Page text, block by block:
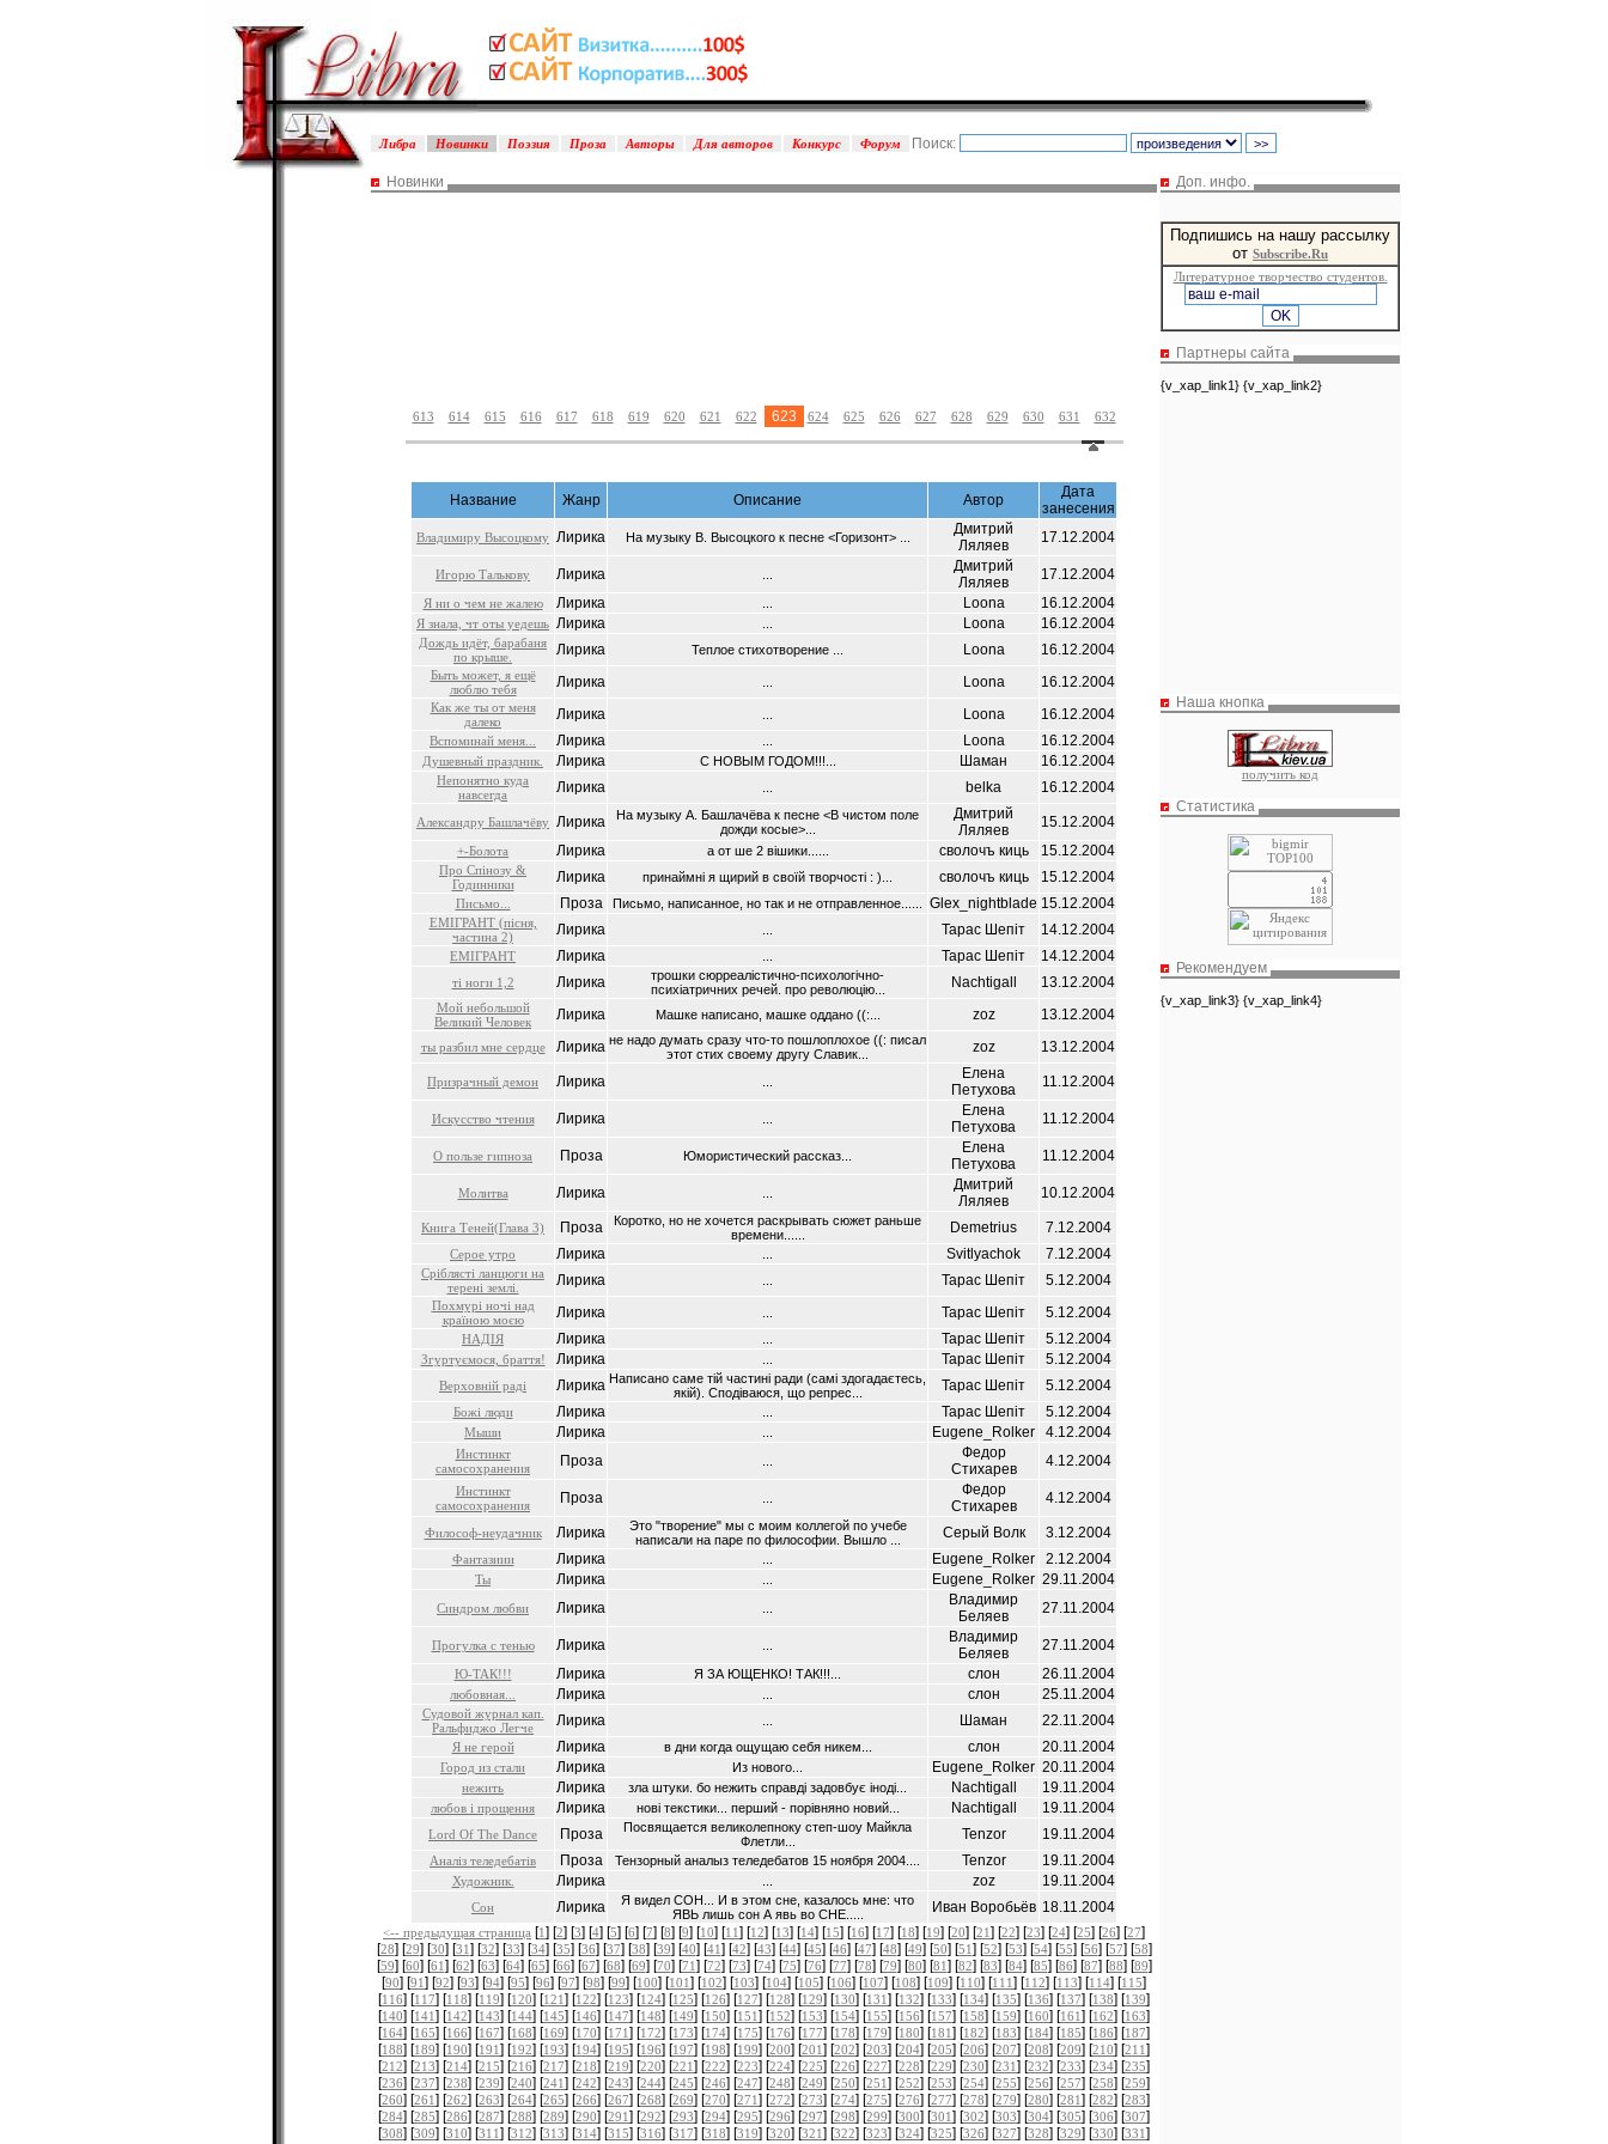
Поиск:
Либра Новинки Поэзия Проза Авторы Для авторов Конкурс Форум
Новинки
613 614 615 616 617 618 619 620 621 622 623 624 625 626 627 628 629 630 631 632
Название Жанр Описание Автор
Дата
занесения
Владимиру Высоцкому Лирика На музыку В. Высоцкого к песне <Горизонт> ...
Дмитрий
Ляляев
17.12.2004
Игорю Талькову Лирика
Дмитрий
Ляляев
17.12.2004
Я ни о чем не жалею Лирика Loona 16.12.2004
Я знала, чт оты уедешь Лирика Loona 16.12.2004
Дождь идёт, барабаня
по крыше.
Лирика Теплое стихотворение ... Loona 16.12.2004
Быть может, я ещё
люблю тебя
Лирика Loona 16.12.2004
Как же ты от меня
далеко
Лирика Loona 16.12.2004
Вспоминай меня... Лирика Loona 16.12.2004
Душевный праздник. Лирика С НОВЫМ ГОДОМ!!!... Шаман 16.12.2004
Непонятно куда
навсегда
Лирика belka 16.12.2004
Александру Башлачёву Лирика
На музыку А. Башлачёва к песне <В чистом поле
дожди косые>...
Дмитрий
Ляляев
15.12.2004
+-Болота Лирика а от ше 2 вiшики...... сволочъ киць 15.12.2004
Про Спiнозу &
Годинники
Лирика принаймнi я щирий в своїй творчостi : )... сволочъ киць 15.12.2004
Письмо... Проза Письмо, написанное, но так и не отправленное...... Glex_nightblade 15.12.2004
ЕМIГРАНТ (пiсня,
частина 2)
Лирика Тарас Шепiт 14.12.2004
ЕМIГРАНТ Лирика Тарас Шепiт 14.12.2004
тi ноги 1,2 Лирика
трошки сюрреалiстично-психологiчно-
психiатричних речей. про революцiю...
Nachtigall 13.12.2004
Мой небольшой
Великий Человек
Лирика Машке написано, машке оддано ((:... zoz 13.12.2004
ты разбил мне сердце Лирика не надо думать сразу что-то пошлоплохое ((: писал
этот стих своему другу Славик...
zoz 13.12.2004
Призрачный демон Лирика
Елена
Петухова
11.12.2004
Искусство чтения Лирика
Елена
Петухова
11.12.2004
О пользе гипноза Проза Юмористический рассказ...
Елена
Петухова
11.12.2004
Молитва Лирика
Дмитрий
Ляляев
10.12.2004
Книга Теней(Глава 3) Проза
Коротко, но не хочется раскрывать сюжет раньше
времени......
Demetrius 7.12.2004
Серое утро Лирика Svitlyachok 7.12.2004
Срiблястi ланцюги на
теренi землi.
Лирика Тарас Шепiт 5.12.2004
Похмурi ночi над
країною моєю
Лирика Тарас Шепiт 5.12.2004
НАДIЯ Лирика Тарас Шепiт 5.12.2004
Згуртуємося, браття! Лирика Тарас Шепiт 5.12.2004
Верховнiй радi Лирика Написано саме тiй частинi ради (самi здогадаєтесь,
якiй). Сподiваюся, що репрес...
Тарас Шепiт 5.12.2004
Божi люди Лирика Тарас Шепiт 5.12.2004
Мыши Лирика Eugene_Rolker 4.12.2004
Инстинкт
самосохранения
Проза
Федор
Стихарев
4.12.2004
Инстинкт
самосохранения
Проза
Федор
Стихарев
4.12.2004
Философ-неудачник Лирика
Это "творение" мы с моим коллегой по учебе
написали на паре по философии. Вышло ...
Серый Волк 3.12.2004
Фантазиии Лирика Eugene_Rolker 2.12.2004
Ты Лирика Eugene_Rolker 29.11.2004
Синдром любви Лирика
Владимир
Беляев
27.11.2004
Прогулка с тенью Лирика
Владимир
Беляев
27.11.2004
Ю-ТАК!!! Лирика Я ЗА ЮЩЕНКО! ТАК!!!... слон 26.11.2004
любовная... Лирика слон 25.11.2004
Судовой журнал кап.
Ральфиджо Легче
Лирика Шаман 22.11.2004
Я не герой Лирика в дни когда ощущаю себя никем... слон 20.11.2004
Город из стали Лирика Из нового... Eugene_Rolker 20.11.2004
нежить Лирика зла штуки. бо нежить справдi задовбує iнодi... Nachtigall 19.11.2004
любов i прощення Лирика новi текстики... перший - порiвняно новий... Nachtigall 19.11.2004
Lord Of The Dance Проза
Посвящается великолепноку степ-шоу Майкла
Флетли...
Tenzor 19.11.2004
Аналiз теледебатiв Проза Тензорный аналыз теледебатов 15 ноября 2004.... Tenzor 19.11.2004
Художник. Лирика zoz 19.11.2004
Сон Лирика
Я видел СОН... И в этом сне, казалось мне: что
ЯВЬ лишь сон А явь во СНЕ.....
Иван Воробьёв 18.11.2004
<-- предыдущая страница [1] [2] [3] [4] [5] [6] [7] [8] [9] [10] [11] [12] [13] [14] [15] [16] [17] [18] [19] [20] [21] [22] [23] [24] [25] [26] [27]
[28] [29] [30] [31] [32] [33] [34] [35] [36] [37] [38] [39] [40] [41] [42] [43] [44] [45] [46] [47] [48] [49] [50] [51] [52] [53] [54] [55] [56] [57] [58]
[59] [60] [61] [62] [63] [64] [65] [66] [67] [68] [69] [70] [71] [72] [73] [74] [75] [76] [77] [78] [79] [80] [81] [82] [83] [84] [85] [86] [87] [88] [89]
[90] [91] [92] [93] [94] [95] [96] [97] [98] [99] [100] [101] [102] [103] [104] [105] [106] [107] [108] [109] [110] [111] [112] [113] [114] [115]
[116] [117] [118] [119] [120] [121] [122] [123] [124] [125] [126] [127] [128] [129] [130] [131] [132] [133] [134] [135] [136] [137] [138] [139]
[140] [141] [142] [143] [144] [145] [146] [147] [148] [149] [150] [151] [152] [153] [154] [155] [156] [157] [158] [159] [160] [161] [162] [163]
[164] [165] [166] [167] [168] [169] [170] [171] [172] [173] [174] [175] [176] [177] [178] [179] [180] [181] [182] [183] [184] [185] [186] [187]
[188] [189] [190] [191] [192] [193] [194] [195] [196] [197] [198] [199] [200] [201] [202] [203] [204] [205] [206] [207] [208] [209] [210] [211]
[212] [213] [214] [215] [216] [217] [218] [219] [220] [221] [222] [223] [224] [225] [226] [227] [228] [229] [230] [231] [232] [233] [234] [235]
[236] [237] [238] [239] [240] [241] [242] [243] [244] [245] [246] [247] [248] [249] [250] [251] [252] [253] [254] [255] [256] [257] [258] [259]
[260] [261] [262] [263] [264] [265] [266] [267] [268] [269] [270] [271] [272] [273] [274] [275] [276] [277] [278] [279] [280] [281] [282] [283]
[284] [285] [286] [287] [288] [289] [290] [291] [292] [293] [294] [295] [296] [297] [298] [299] [300] [301] [302] [303] [304] [305] [306] [307]
[308] [309] [310] [311] [312] [313] [314] [315] [316] [317] [318] [319] [320] [321] [322] [323] [324] [325] [326] [327] [328] [329] [330] [331]
Доп. инфо.
Подпишись на нашу рассылку
от Subscribe.Ru
Литературное творчество студентов.
Партнеры сайта
{v_xap_link1} {v_xap_link2}
Наша кнопка
получить код
Статистика
Рекомендуем
{v_xap_link3} {v_xap_link4}